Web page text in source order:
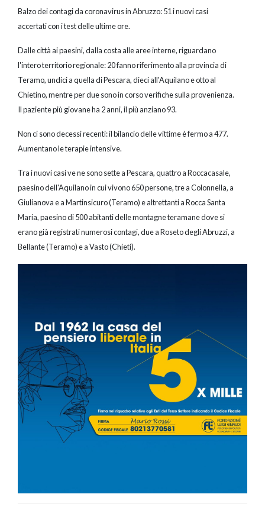
Balzo dei contagi da coronavirus in Abruzzo: 51 i nuovi casi
accertati con i test delle ultime ore.
Dalle città ai paesini, dalla costa alle aree interne, riguardano
l'intero territorio regionale: 20 fanno riferimento alla provincia di
Teramo, undici a quella di Pescara, dieci all'Aquilano e otto al
Chietino, mentre per due sono in corso verifiche sulla provenienza.
Il paziente più giovane ha 2 anni, il più anziano 93.
Non ci sono decessi recenti: il bilancio delle vittime è fermo a 477.
Aumentano le terapie intensive.
Tra i nuovi casi ve ne sono sette a Pescara, quattro a Roccacasale,
paesino dell'Aquilano in cui vivono 650 persone, tre a Colonnella, a
Giulianova e a Martinsicuro (Teramo) e altrettanti a Rocca Santa
Maria, paesino di 500 abitanti delle montagne teramane dove si
erano già registrati numerosi contagi, due a Roseto degli Abruzzi, a
Bellante (Teramo) e a Vasto (Chieti).